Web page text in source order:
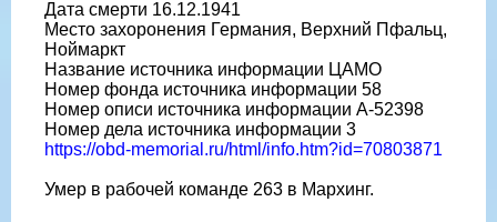
Дата смерти 16.12.1941
Место захоронения Германия, Верхний Пфальц,
Ноймаркт
Название источника информации ЦАМО
Номер фонда источника информации 58
Номер описи источника информации A-52398
Номер дела источника информации 3
https://obd-memorial.ru/html/info.htm?id=70803871
Умер в рабочей команде 263 в Мархинг.